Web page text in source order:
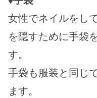
女性でネイルをし
を隠すために手袋
す。
手袋も服装と同じ
ます。